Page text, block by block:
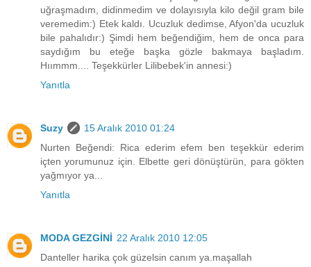
uğraşmadım, didinmedim ve dolayısıyla kilo değil gram bile
veremedim:) Etek kaldı. Ucuzluk dedimse, Afyon'da ucuzluk
bile pahalıdır:) Şimdi hem beğendiğim, hem de onca para
saydığım bu eteğe başka gözle bakmaya başladım.
Hıımmm.... Teşekkürler Lilibebek'in annesi:)
Yanıtla
Suzy
15 Aralık 2010 01:24
Nurten Beğendi: Rica ederim efem ben teşekkür ederim
içten yorumunuz için. Elbette geri dönüştürün, para gökten
yağmıyor ya...
Yanıtla
MODA GEZGİNİ 22 Aralık 2010 12:05
Danteller harika çok güzelsin canım ya.maşallah